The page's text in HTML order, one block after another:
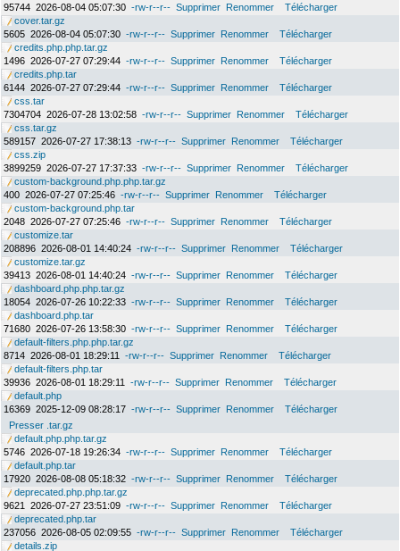
95744 2026-08-04 05:07:30 -rw-r--r-- Supprimer Renommer
Télécharger
cover.tar.gz
5605 2026-08-04 05:07:30 -rw-r--r-- Supprimer Renommer
Télécharger
credits.php.php.tar.gz
1496 2026-07-27 07:29:44 -rw-r--r-- Supprimer Renommer
Télécharger
credits.php.tar
6144 2026-07-27 07:29:44 -rw-r--r-- Supprimer Renommer
Télécharger
css.tar
7304704 2026-07-28 13:02:58 -rw-r--r-- Supprimer Renommer
Télécharger
css.tar.gz
589157 2026-07-27 17:38:13 -rw-r--r-- Supprimer Renommer
Télécharger
css.zip
3899259 2026-07-27 17:37:33 -rw-r--r-- Supprimer Renommer
Télécharger
custom-background.php.php.tar.gz
400 2026-07-27 07:25:46 -rw-r--r-- Supprimer Renommer
Télécharger
custom-background.php.tar
2048 2026-07-27 07:25:46 -rw-r--r-- Supprimer Renommer
Télécharger
customize.tar
208896 2026-08-01 14:40:24 -rw-r--r-- Supprimer Renommer
Télécharger
customize.tar.gz
39413 2026-08-01 14:40:24 -rw-r--r-- Supprimer Renommer
Télécharger
dashboard.php.php.tar.gz
18054 2026-07-26 10:22:33 -rw-r--r-- Supprimer Renommer
Télécharger
dashboard.php.tar
71680 2026-07-26 13:58:30 -rw-r--r-- Supprimer Renommer
Télécharger
default-filters.php.php.tar.gz
8714 2026-08-01 18:29:11 -rw-r--r-- Supprimer Renommer
Télécharger
default-filters.php.tar
39936 2026-08-01 18:29:11 -rw-r--r-- Supprimer Renommer
Télécharger
default.php
16369 2025-12-09 08:28:17 -rw-r--r-- Supprimer Renommer
Télécharger
Presser .tar.gz
default.php.php.tar.gz
5746 2026-07-18 19:26:34 -rw-r--r-- Supprimer Renommer
Télécharger
default.php.tar
17920 2026-08-08 05:18:32 -rw-r--r-- Supprimer Renommer
Télécharger
deprecated.php.php.tar.gz
9621
2026-07-27 23:51:09 -rw-r--r-- Supprimer Renommer
Télécharger
deprecated.php.tar
237056 2026-08-05 02:09:55 -rw-r--r-- Supprimer Renommer
Télécharger
details.zip